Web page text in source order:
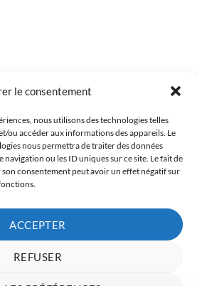
le consentement
nous utilisons des technologies telles
ou accéder aux informations des appareils. Le
nous permettra de traiter des données
ou les ID uniques sur ce site. Le fait de
consentement peut avoir un effet négatif sur
ACCEPTER
REFUSER